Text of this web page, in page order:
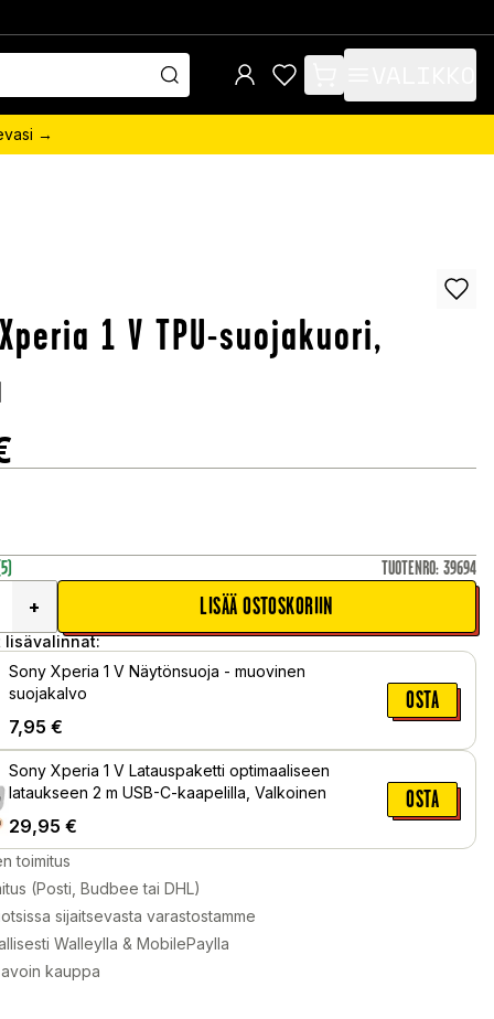
items in cart, view bag
→
1 V TPU-suojakuori,
TUOTENRO: 39694
+
LISÄÄ OSTOSKORIIN
lisävalinnat:
Sony Xperia 1 V Näytönsuoja - muovinen
suojakalvo
7,95 €
OSTA
Sony Xperia 1 V Latauspaketti optimaaliseen
lataukseen 2 m USB-C-kaapelilla, Valkoinen
29,95 €
OSTA
toimitus
(Posti, Budbee tai DHL)
sijaitsevasta varastostamme
Walleylla & MobilePaylla
kauppa